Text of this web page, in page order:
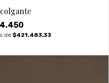
de $421.483,33